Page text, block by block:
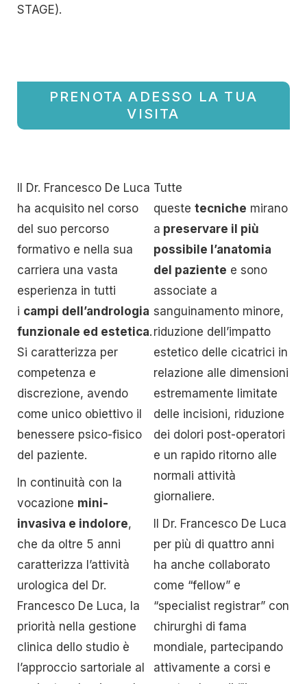
STAGE).
PRENOTA ADESSO LA TUA
VISITA
Il Dr. Francesco De Luca
ha acquisito nel corso
del suo percorso
formativo e nella sua
carriera una vasta
esperienza in tutti
i campi dell’andrologia
funzionale ed estetica.
Si caratterizza per
competenza e
discrezione, avendo
come unico obiettivo il
benessere psico-fisico
del paziente.
In continuità con la
vocazione mini-
invasiva e indolore,
che da oltre 5 anni
caratterizza l’attività
urologica del Dr.
Francesco De Luca, la
priorità nella gestione
clinica dello studio è
l’approccio sartoriale al
Tutte
queste tecniche mirano
a preservare il più
possibile l’anatomia
del paziente e sono
associate a
sanguinamento minore,
riduzione dell’impatto
estetico delle cicatrici in
relazione alle dimensioni
estremamente limitate
delle incisioni, riduzione
dei dolori post-operatori
e un rapido ritorno alle
normali attività
giornaliere.
Il Dr. Francesco De Luca
per più di quattro anni
ha anche collaborato
come “fellow” e
“specialist registrar” con
chirurghi di fama
mondiale, partecipando
attivamente a corsi e